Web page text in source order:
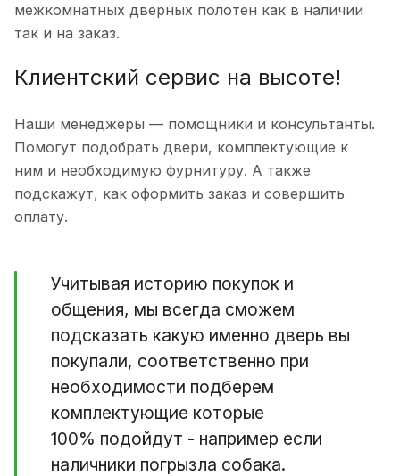
межкомнатных дверных полотен как в наличии
так и на заказ.
Клиентский сервис на высоте!
Наши менеджеры — помощники и консультанты.
Помогут подобрать двери, комплектующие к
ним и необходимую фурнитуру. А также
подскажут, как оформить заказ и совершить
оплату.
Учитывая историю покупок и
общения, мы всегда сможем
подсказать какую именно дверь вы
покупали, соответственно при
необходимости подберем
комплектующие которые
100% подойдут - например если
наличники погрызла собака.